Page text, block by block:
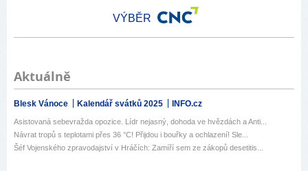
VÝBĚR
Aktuálně
Blesk Vánoce Kalendář svátků 2025 INFO.cz
Asistovaná sebevražda opozice. Lídr nejasný, dohoda ve hvězdách a Anti...
Návrat tropů s teplotami přes 36 °C! Přijdou i bouřky a ochlazení! Sle...
Šéf Vojenského zpravodajství v Hráčích: Zamíří sem ze zákopů desetitis...